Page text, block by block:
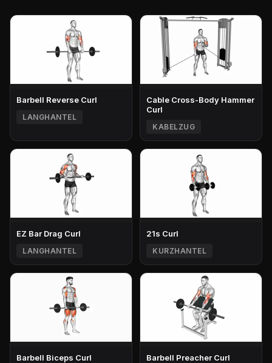
Barbell Reverse Curl
LANGHANTEL
Cable Cross-Body Hammer
Curl
KABELZUG
EZ Bar Drag Curl
LANGHANTEL
21s Curl
KURZHANTEL
Barbell Biceps Curl Barbell Preacher Curl